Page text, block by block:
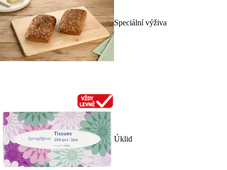
Speciální výživa
Úklid